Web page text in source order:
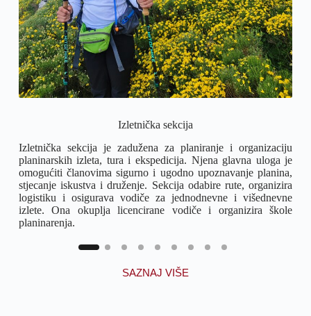
Izletnička sekcija
Izletnička sekcija je zadužena za planiranje i organizaciju
planinarskih izleta, tura i ekspedicija. Njena glavna uloga je
omogućiti članovima sigurno i ugodno upoznavanje planina,
stjecanje iskustva i druženje. Sekcija odabire rute, organizira
logistiku i osigurava vodiče za jednodnevne i višednevne
izlete. Ona okuplja licencirane vodiče i organizira škole
planinarenja.
SAZNAJ VIŠE